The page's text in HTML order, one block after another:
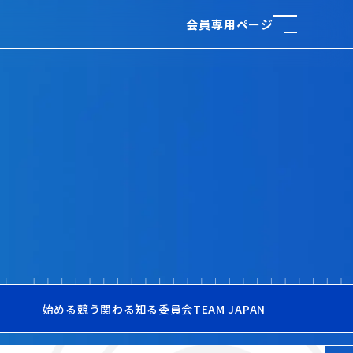
会員専用ページ
始める競う関わる知る委員会TEAM JAPAN